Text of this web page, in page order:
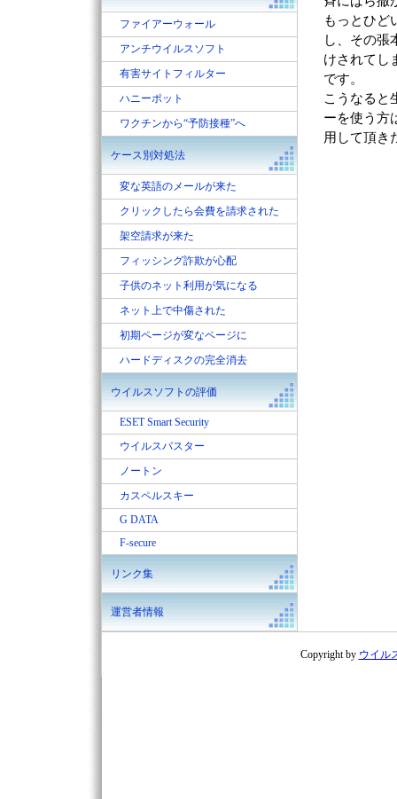
もっとひど
し、その張
けされてし
です。
こうなると
ーを使う方
用して頂き
ファイアーウォール
アンチウイルスソフト
有害サイトフィルター
ハニーポット
ワクチンから“予防接種”へ
ケース別対処法
変な英語のメールが来た
クリックしたら会費を請求された
架空請求が来た
フィッシング詐欺が心配
子供のネット利用が気になる
ネット上で中傷された
初期ページが変なページに
ハードディスクの完全消去
ウイルスソフトの評価
ESET Smart Security
ウイルスバスター
ノートン
カスペルスキー
G DATA
F-secure
リンク集
運営者情報
Copyright by ウイル